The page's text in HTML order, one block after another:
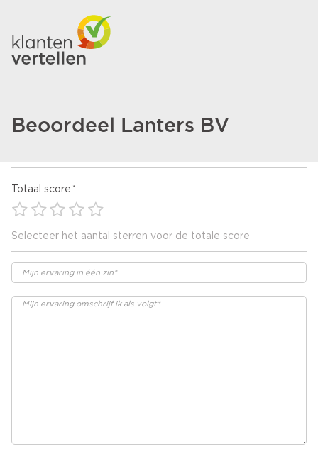
Beoordeel Lanters BV
Totaal score
Selecteer het aantal sterren voor de totale score